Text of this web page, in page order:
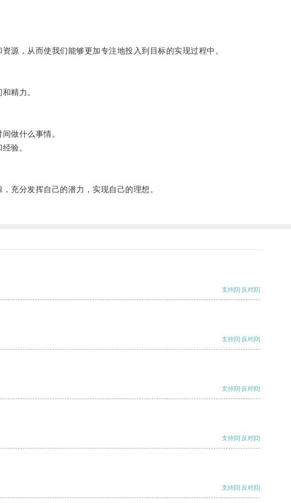
，从而使我们能够更加专注地投入到目标的实现过程中。
精力。
做什么事情。
验。
分发挥自己的潜力，实现自己的理想。
支持[0] 反对[0]
支持[0] 反对[0]
支持[0] 反对[0]
支持[0] 反对[0]
支持[0] 反对[0]